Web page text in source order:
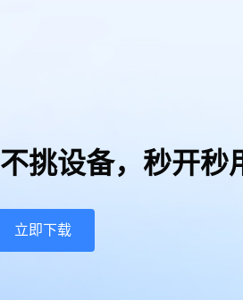
不挑设备，秒开秒
立即下载